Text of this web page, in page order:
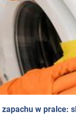
w pralce: